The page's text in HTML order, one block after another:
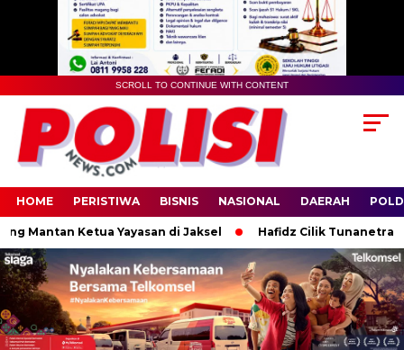
SCROLL TO CONTINUE WITH CONTENT
HOME PERISTIWA BISNIS NASIONAL DAERAH
Ketua Yayasan di Jaksel Hafidz Cilik Tunanetra Asal